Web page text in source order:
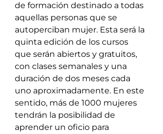
de formación destinado a todas
aquellas personas que se
autoperciban mujer. Esta será la
quinta edición de los cursos
que serán abiertos y gratuitos,
con clases semanales y una
duración de dos meses cada
uno aproximadamente. En este
sentido, más de 1000 mujeres
tendrán la posibilidad de
aprender un oficio para